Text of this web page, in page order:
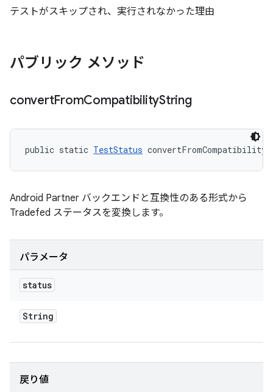
テストがスキップされ、実行されなかった理由
パブリック メソッド
convertFromCompatibilityString
public static TestStatus
Android Partner バックエンドと互換性のある形式から
Tradefed ステータスを変換します。
パラメータ
status
String
戻り値